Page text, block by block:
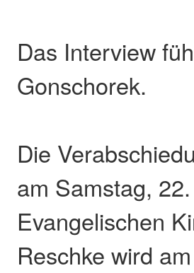
Das Interview
Gonschorek.
Die
am Samstag,
Evangelischen
Reschke wird